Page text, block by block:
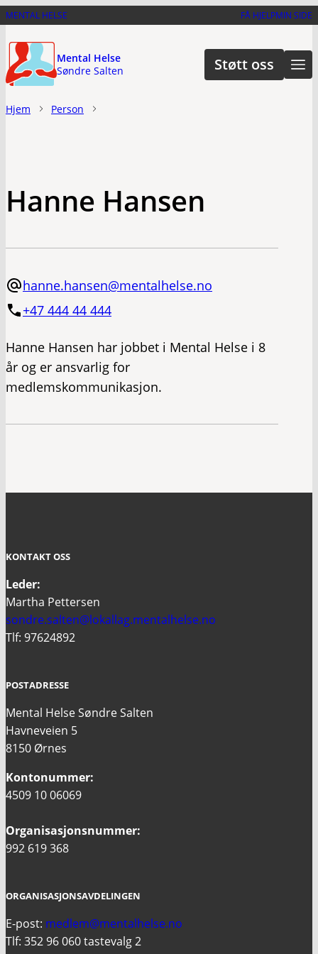
Hopp
hovedinnhold
MENTAL HELSE FÅ HJELPMIN SIDE
Mental Helse
Søndre Salten
Støtt oss
Hjem Person
Hanne Hansen
hanne.hansen@mentalhelse.no
+47 444 44 444
Hanne Hansen har jobbet i Mental Helse i 8
år og er ansvarlig for
medlemskommunikasjon.
KONTAKT OSS
Leder:
Martha Pettersen
sondre.salten@lokallag.mentalhelse.no
Tlf: 97624892
POSTADRESSE
Mental Helse Søndre Salten
Havneveien 5
8150 Ørnes
Kontonummer:
4509 10 06069
Organisasjonsnummer:
992 619 368
ORGANISASJONSAVDELINGEN
E-post: medlem@mentalhelse.no
Tlf: 352 96 060 tastevalg 2